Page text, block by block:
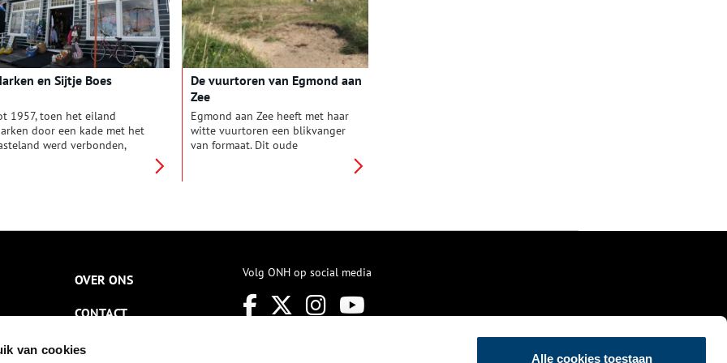
van cookies
Alle cookies toestaan
aan de voet van de
bovenaan het vrij
toegangspad. Ze
dus voor iedereen op elk
te bekijken.
die Nederland rijk is.
en Sijtje Boes
1957, toen het eiland
door een kade met het
werd verbonden,
dat nu nog het geval is.
vissersvloot bezat, een
De vuurtoren van Egmond aan
Zee
Egmond aan Zee heeft met haar
witte vuurtoren een blikvanger
van formaat. Dit oude
vele toeristen die Egmond
Speijkmonument. Wie was deze
nationale figuur?
OVER ONS
CONTACT
NIEUWSBRIEF
Volg ONH op social media